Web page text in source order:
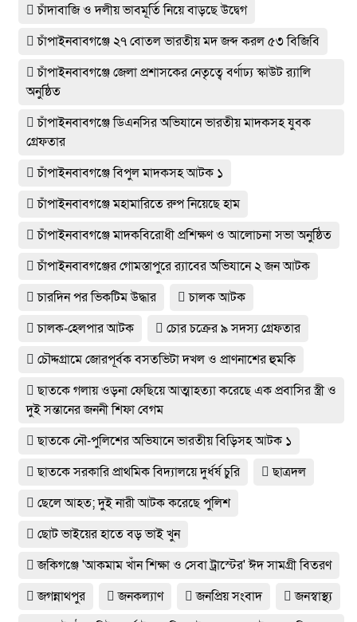
চাঁদাবাজি ও দলীয় ভাবমূর্তি নিয়ে বাড়ছে উদ্বেগ
চাঁপাইনবাবগঞ্জে ২৭ বোতল ভারতীয় মদ জব্দ করল ৫৩ বিজিবি
চাঁপাইনবাবগঞ্জে জেলা প্রশাসকের নেতৃত্বে বর্ণাঢ্য স্কাউট র‍্যালি
অনুষ্ঠিত
চাঁপাইনবাবগঞ্জে ডিএনসির অভিযানে ভারতীয় মাদকসহ যুবক
গ্রেফতার
চাঁপাইনবাবগঞ্জে বিপুল মাদকসহ আটক ১
চাঁপাইনবাবগঞ্জে মহামারিতে রুপ নিয়েছে হাম
চাঁপাইনবাবগঞ্জে মাদকবিরোধী প্রশিক্ষণ ও আলোচনা সভা অনুষ্ঠিত
চাঁপাইনবাবগঞ্জের গোমস্তাপুরে র‍্যাবের অভিযানে ২ জন আটক
চারদিন পর ভিকটিম উদ্ধার
চালক আটক
চালক-হেলপার আটক
চোর চক্রের ৯ সদস্য গ্রেফতার
চৌদ্দগ্রামে জোরপূর্বক বসতভিটা দখল ও প্রাণনাশের হুমকি
ছাতকে গলায় ওড়না ফেছিয়ে আত্মাহত্যা করেছে এক প্রবাসির স্ত্রী ও
দুই সন্তানের জননী শিফা বেগম
ছাতকে নৌ-পুলিশের অভিযানে ভারতীয় বিড়িসহ আটক ১
ছাতকে সরকারি প্রাথমিক বিদ্যালয়ে দুর্ধর্ষ চুরি
ছাত্রদল
ছেলে আহত; দুই নারী আটক করেছে পুলিশ
ছোট ভাইয়ের হাতে বড় ভাই খুন
জকিগঞ্জে 'আকমাম খাঁন শিক্ষা ও সেবা ট্রাস্টের' ঈদ সামগ্রী বিতরণ
জগন্নাথপুর
জনকল্যাণ জনপ্রিয় সংবাদ
জনস্বাস্থ্য